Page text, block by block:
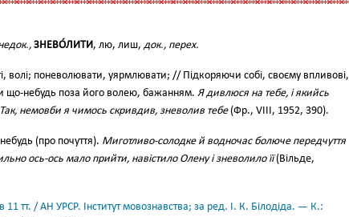
ЗНЕВО́ЛИТИ, лю, лиш, док., перех.
волі; поневолювати, уярмлювати; // Підкоряючи собі, своєму впливові,
що-небудь поза його волею, бажанням. Я дивлюся на тебе, і якийсь
немовби я чимось скривдив, зневолив тебе(Фр., VIII, 1952, 390).
(про почуття). Миготливо-солодке й водночас болюче передчуття
ось-ось мало прийти, навістило Олену і зневолило її(Вільде,
11 тт. / АН УРСР. Інститут мовознавства; за ред. І. К. Білодіда. — К.: